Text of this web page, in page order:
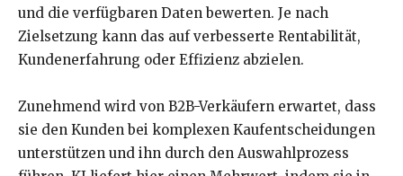
und die verfügbaren Daten bewerten. Je nach
Zielsetzung kann das auf verbesserte Rentabilität,
Kundenerfahrung oder Effizienz abzielen.
Zunehmend wird von B2B-Verkäufern erwartet, dass
sie den Kunden bei komplexen Kaufentscheidungen
unterstützen und ihn durch den Auswahlprozess